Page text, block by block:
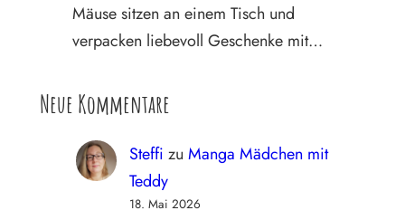
Mäuse sitzen an einem Tisch und
verpacken liebevoll Geschenke mit…
Neue Kommentare
Steffi zu Manga Mädchen mit
Teddy
18. Mai 2026